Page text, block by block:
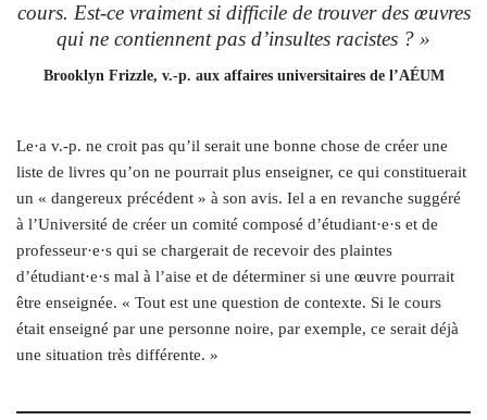
cours. Est-ce vraiment si difficile de trouver des œuvres
qui ne contiennent pas d’insultes racistes ? »
Brooklyn Frizzle, v.-p. aux affaires universitaires de l’AÉUM
Le·a v.-p. ne croit pas qu’il serait une bonne chose de créer une
liste de livres qu’on ne pourrait plus enseigner, ce qui constituerait
un « dangereux précédent » à son avis. Iel a en revanche suggéré
à l’Université de créer un comité composé d’étudiant·e·s et de
professeur·e·s qui se chargerait de recevoir des plaintes
d’étudiant·e·s mal à l’aise et de déterminer si une œuvre pourrait
être enseignée. « Tout est une question de contexte. Si le cours
était enseigné par une personne noire, par exemple, ce serait déjà
une situation très différente. »